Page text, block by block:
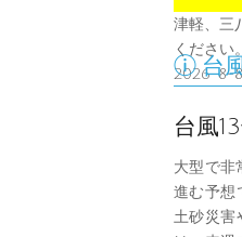
津軽、三
ください。
2026-8-
 台
台風
大型で非
進む予想
土砂災害